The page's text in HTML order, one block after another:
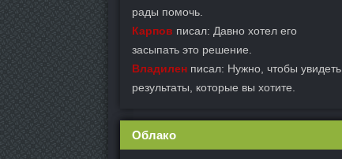
рады помочь.
Карпов писал: Давно хотел его
засыпать это решение.
Владилен писал: Нужно, чтобы увидеть
результаты, которые вы хотите.
Облако